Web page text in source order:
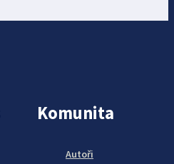
Komunita
Autoři